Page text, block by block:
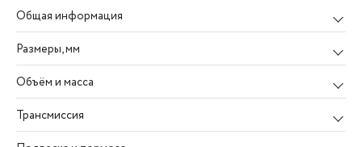
Общая информация
Размеры, мм
Объём и масса
Трансмиссия